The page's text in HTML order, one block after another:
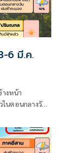
6 มี.ค.
งหน้า
นตอนกลางวัน